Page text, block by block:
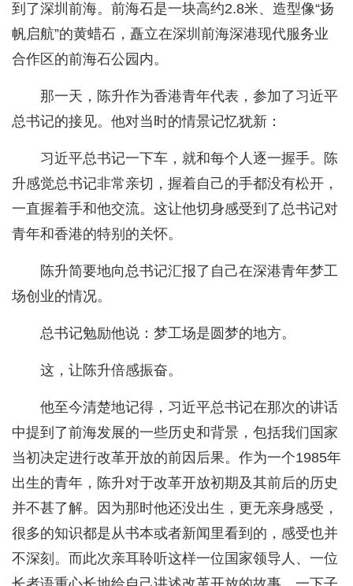
到了深圳前海。前海石是一块高约2.8米、造型像“扬
帆启航”的黄蜡石，矗立在深圳前海深港现代服务业
合作区的前海石公园内。
那一天，陈升作为香港青年代表，参加了习近平
总书记的接见。他对当时的情景记忆犹新：
习近平总书记一下车，就和每个人逐一握手。陈
升感觉总书记非常亲切，握着自己的手都没有松开，
一直握着手和他交流。这让他切身感受到了总书记对
青年和香港的特别的关怀。
陈升简要地向总书记汇报了自己在深港青年梦工
场创业的情况。
总书记勉励他说：梦工场是圆梦的地方。
这，让陈升倍感振奋。
他至今清楚地记得，习近平总书记在那次的讲话
中提到了前海发展的一些历史和背景，包括我们国家
当初决定进行改革开放的前因后果。作为一个1985年
出生的青年，陈升对于改革开放初期及其前后的历史
并不甚了解。因为那时他还没出生，更无亲身感受，
很多的知识都是从书本或者新闻里看到的，感受也并
不深刻。而此次亲耳聆听这样一位国家领导人、一位